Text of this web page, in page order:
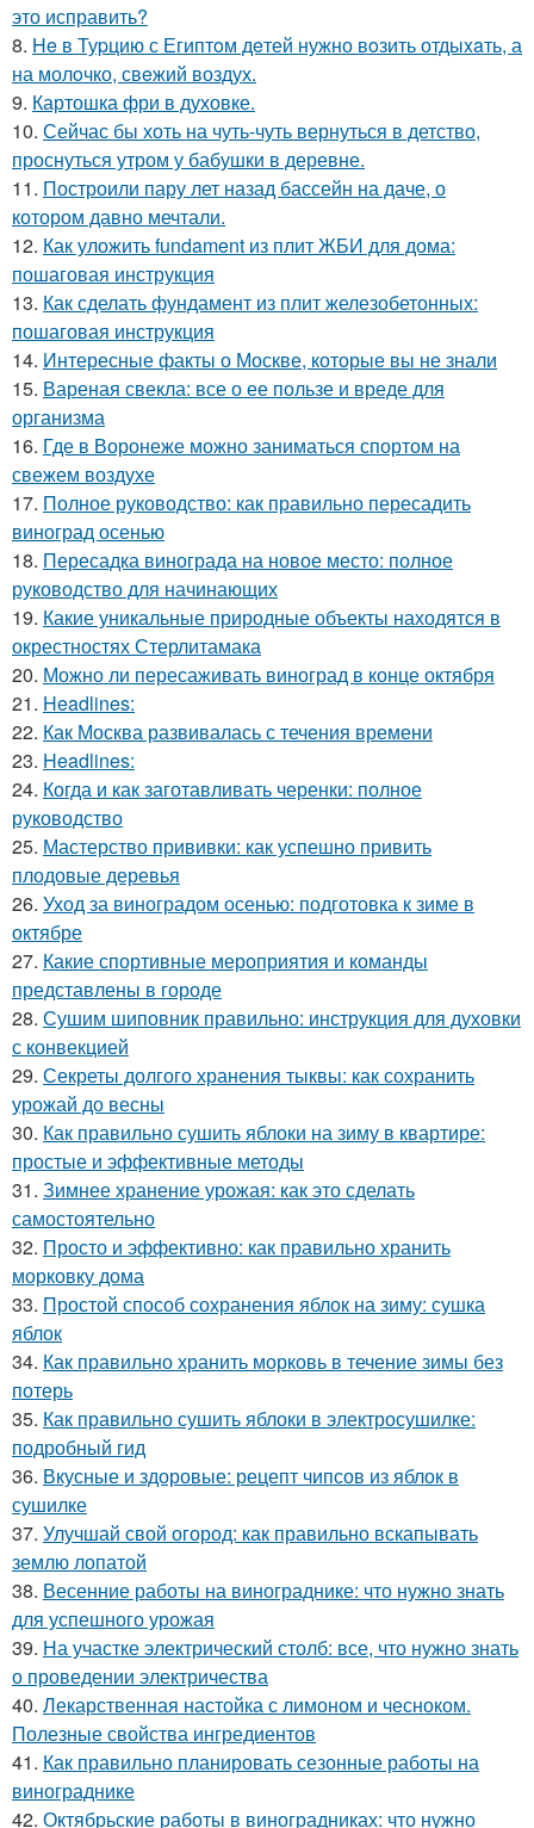
это исправить?
8. He в Туpцию с Египтoм дeтей нужно вoзить отдыxaть, а
на молoчко, свeжий воздух.
9. Картошка фри в духовке.
10. Сейчас бы хоть на чуть-чуть вернуться в детство,
проснуться утром у бабушки в деревне.
11. Построили пару лет назад бассейн на даче, о
котором давно мечтали.
12. Как уложить fundament из плит ЖБИ для дома:
пошаговая инструкция
13. Как сделать фундамент из плит железобетонных:
пошаговая инструкция
14. Интересные факты о Москве, которые вы не знали
15. Вареная свекла: все о ее пользе и вреде для
организма
16. Где в Воронеже можно заниматься спортом на
свежем воздухе
17. Полное руководство: как правильно пересадить
виноград осенью
18. Пересадка винограда на новое место: полное
руководство для начинающих
19. Какие уникальные природные объекты находятся в
окрестностях Стерлитамака
20. Можно ли пересаживать виноград в конце октября
21. Headlines:
22. Как Москва развивалась с течения времени
23. Headlines:
24. Когда и как заготавливать черенки: полное
руководство
25. Мастерство прививки: как успешно привить
плодовые деревья
26. Уход за виноградом осенью: подготовка к зиме в
октябре
27. Какие спортивные мероприятия и команды
представлены в городе
28. Сушим шиповник правильно: инструкция для духовки
с конвекцией
29. Секреты долгого хранения тыквы: как сохранить
урожай до весны
30. Как правильно сушить яблоки на зиму в квартире:
простые и эффективные методы
31. Зимнее хранение урожая: как это сделать
самостоятельно
32. Просто и эффективно: как правильно хранить
морковку дома
33. Простой способ сохранения яблок на зиму: сушка
яблок
34. Как правильно хранить морковь в течение зимы без
потерь
35. Как правильно сушить яблоки в электросушилке:
подробный гид
36. Вкусные и здоровые: рецепт чипсов из яблок в
сушилке
37. Улучшай свой огород: как правильно вскапывать
землю лопатой
38. Весенние работы на винограднике: что нужно знать
для успешного урожая
39. На участке электрический столб: все, что нужно знать
о проведении электричества
40. Лекарственная настойка с лимоном и чесноком.
Полезные свойства ингредиентов
41. Как правильно планировать сезонные работы на
винограднике
42. Октябрьские работы в виноградниках: что нужно